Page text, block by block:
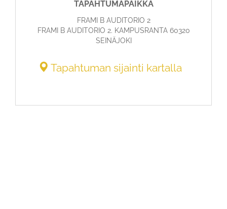
TAPAHTUMAPAIKKA
FRAMI B AUDITORIO 2
FRAMI B AUDITORIO 2. KAMPUSRANTA 60320
SEINÄJOKI
Tapahtuman sijainti kartalla